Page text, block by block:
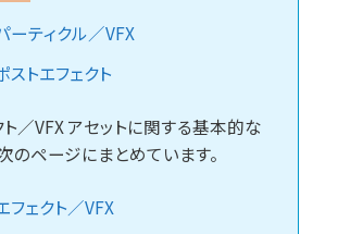
ーティクル／VFX
ストエフェクト
ト／VFX アセットに関する基本的な
のページにまとめています。
フェクト／VFX